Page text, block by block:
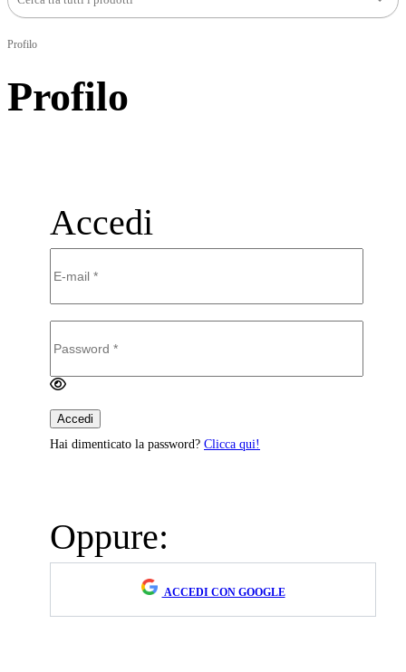
Profilo
Profilo
Accedi
Hai dimenticato la password? Clicca qui!
Oppure:
ACCEDI CON GOOGLE